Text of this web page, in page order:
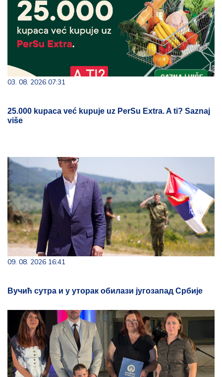
03. 08. 2026 07:31
25.000 kupaca već kupuje uz PerSu Extra. A ti? Saznaj
više
09. 08. 2026 16:41
Вучић сутра и у уторак обилази југозапад Србије